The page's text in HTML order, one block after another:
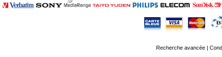
Recherche avancée|